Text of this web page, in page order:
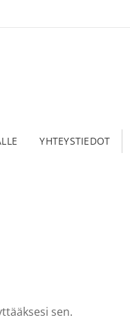
YHTEYSTIEDOT
sen.